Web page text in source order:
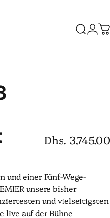
Suche
Dhs. 3,745.00
und einer Fünf-Wege-
unsere bisher
und vielseitigsten
live auf der Bühne